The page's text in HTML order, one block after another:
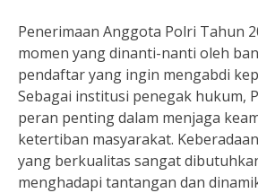
Penerimaan Anggota Polri Tahun
momen yang dinanti-nanti oleh
pendaftar yang ingin mengabdi
Sebagai institusi penegak hukum,
peran penting dalam menjaga
ketertiban masyarakat.
yang berkualitas sangat
menghadapi tantangan dan